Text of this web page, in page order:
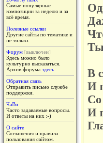
Самые популярные
композиции за неделю и за
всё время.
Полезные ссылки
Другие сайты по тематике и
не только.
Форум [выключен]
Здесь можно было
культурно высказаться.
Архив форума здесь
Обратная связь
Отправить письмо службе
поддержки.
ЧаВо
Часто задаваемые вопросы.
И ответы на них :-)
О сайте
Соглашения и правила
пользования сайтом.
Ты
В
И
Со
И